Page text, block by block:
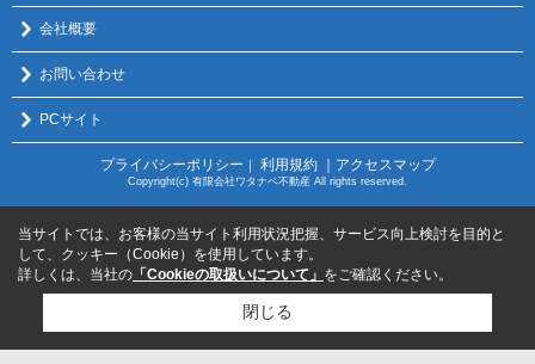
会社概要
お問い合わせ
PCサイト
プライバシーポリシー ｜ 利用規約 ｜アクセスマップ
Copyright(c) 有限会社ワタナベ不動産 All rights reserved.
当サイトでは、お客様の当サイト利用状況把握、サービス向上検討を目的と
して、クッキー（Cookie）を使用しています。
詳しくは、当社の 「Cookieの取扱いについて」 をご確認ください。
閉じる